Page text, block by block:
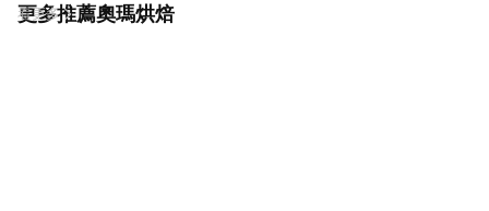
更多推薦奧瑪烘焙
看更多